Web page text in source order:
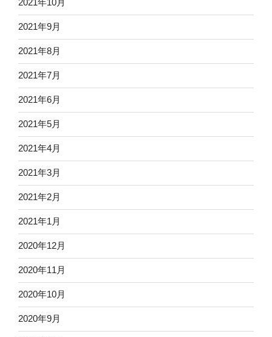
2021年10月
2021年9月
2021年8月
2021年7月
2021年6月
2021年5月
2021年4月
2021年3月
2021年2月
2021年1月
2020年12月
2020年11月
2020年10月
2020年9月